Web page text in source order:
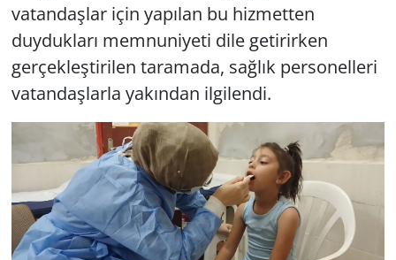
vatandaşlar için yapılan bu hizmetten
duydukları memnuniyeti dile getirirken
gerçekleştirilen taramada, sağlık personelleri
vatandaşlarla yakından ilgilendi.